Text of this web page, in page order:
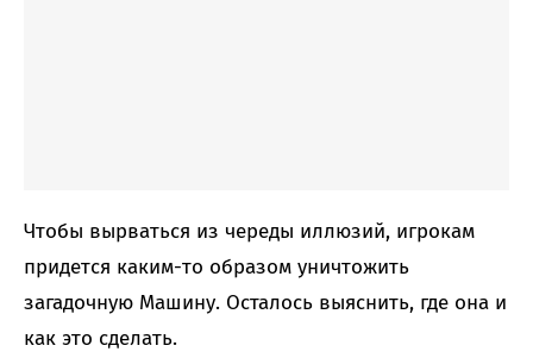
Чтобы вырваться из череды иллюзий, игрокам
придется каким-то образом уничтожить
загадочную Машину. Осталось выяснить, где она и
как это сделать.